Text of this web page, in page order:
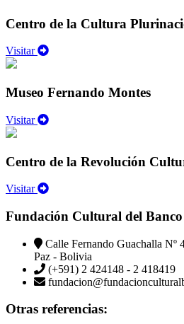
Centro de la Cultura
Visitar
Museo Fernando Montes
Visitar
Centro de la Revolución
Visitar
Fundación Cultural del
Calle Fernando Guachalla Nº
Paz - Bolivia
(+591) 2 424148 - 2 418419
Otras referencias: